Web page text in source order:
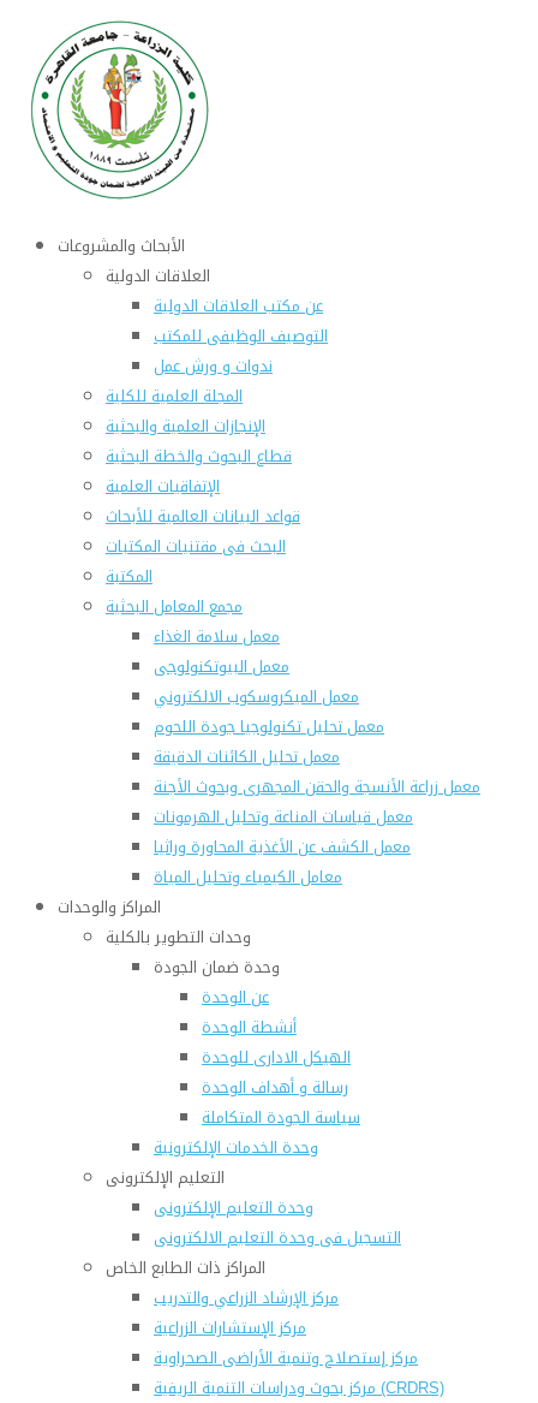
الأبحاث والمشروعات
العلاقات الدولية
عن مكتب العلاقات الدولية
التوصيف الوظيفى للمكتب
ندوات و ورش عمل
المجلة العلمية للكلية
الإنجازات العلمية والبحثية
قطاع البحوث والخطة البحثية
الإتفاقيات العلمية
قواعد البيانات العالمية للأبحاث
البحث فى مقتنيات المكتبات
المكتبة
مجمع المعامل البحثية
معمل سلامة الغذاء
معمل البيوتكنولوجى
معمل الميكروسكوب الالكتروني
معمل تحليل تكنولوجيا جودة اللحوم
معمل تحليل الكائنات الدقيقة
معمل زراعة الأنسجة والحقن المجهرى وبحوث الأجنة
معمل قياسات المناعة وتحليل الهرمونات
معمل الكشف عن الأغذية المحاورة وراثيا
معامل الكيمياء وتحليل المياة
المراكز والوحدات
وحدات التطوير بالكلية
وحدة ضمان الجودة
عن الوحدة
أنشطة الوحدة
الهيكل الادارى للوحدة
رسالة و أهداف الوحدة
سياسة الجودة المتكاملة
وحدة الخدمات الإلكترونية
التعليم الإلكترونى
وحدة التعليم الإلكترونى
التسجيل فى وحدة التعليم الالكترونى
المراكز ذات الطابع الخاص
مركز الإرشاد الزراعي والتدريب
مركز الإستشارات الزراعية
مركز إستصلاح وتنمية الأراضى الصحراوية
مركز بحوث ودراسات التنمية الريفية (CRDRS)